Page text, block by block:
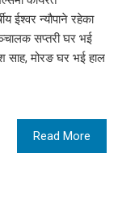
ईश्वर न्यौपाने रहेका
सप्तरी घर भई
साह, मोरङ घर भई हाल
Read More